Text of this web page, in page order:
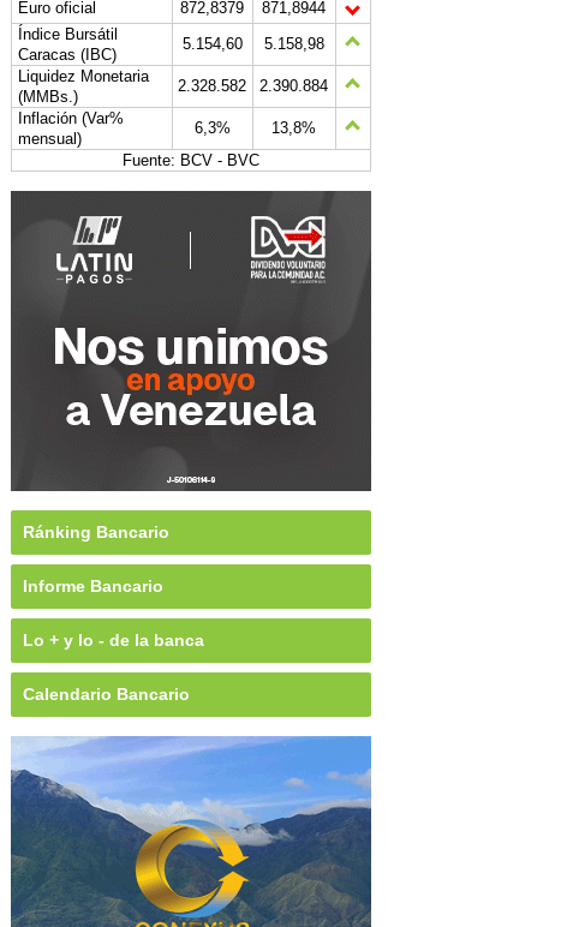
Euro oficial
872,8379
871,8944
Índice Bursátil
Caracas (IBC)
5.154,60
5.158,98
Liquidez Monetaria
(MMBs.)
2.328.582
2.390.884
Inflación (Var%
mensual)
6,3%
13,8%
Fuente: BCV - BVC
Ránking Bancario
Informe Bancario
Lo + y lo - de la banca
Calendario Bancario